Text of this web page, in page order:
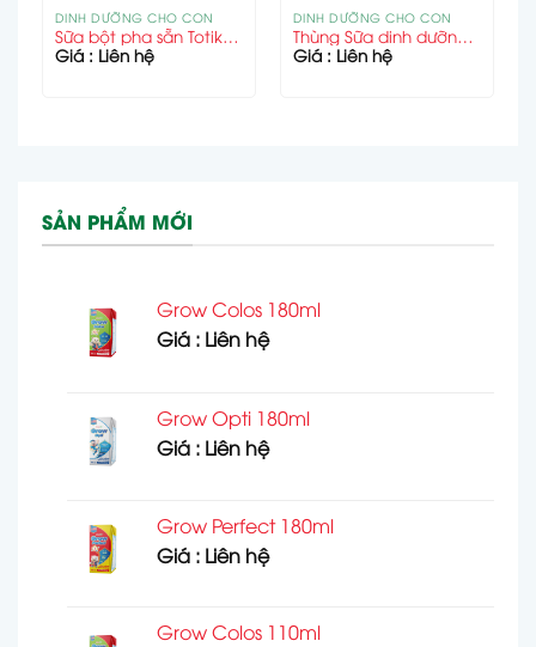
DINH DƯỠNG CHO CON
Sữa bột pha sẵn Totikao Perfect 110ml
Giá : Liên hệ
DINH DƯỠNG CHO CON
Thùng Sữa dinh dưỡng pha sẵn MegaGrow IQ 110ml
Giá : Liên hệ
SẢN PHẨM MỚI
Grow Colos 180ml
Giá : Liên hệ
Grow Opti 180ml
Giá : Liên hệ
Grow Perfect 180ml
Giá : Liên hệ
Grow Colos 110ml